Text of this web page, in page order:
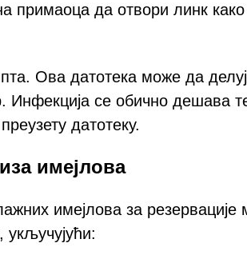
примаоца да отвори линк
Ова датотека може да
Инфекција се обично дешава
датотеку.
имејлова
имејлова за резервације